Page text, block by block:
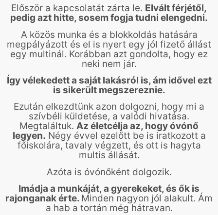
Először a kapcsolatát zárta le. Elvált férjétől,
pedig azt hitte, sosem fogja tudni elengedni.
A közös munka és a blokkoldás hatására
megpályázott és el is nyert egy jól fizető állást
egy multinál. Korábban azt gondolta, hogy ez
neki nem jár.
Így vélekedett a saját lakásról is, ám idővel ezt
is sikerült megszereznie.
Ezután elkezdtünk azon dolgozni, hogy mi a
szívbéli küldetése, a valódi hivatása.
Megtaláltuk. Az életcélja az, hogy óvónő
legyen. Négy évvel ezelőtt be is iratkozott a
főiskolára, tavaly végzett, és ott is hagyta
multis állását.
Azóta is óvónőként dolgozik.
Imádja a munkáját, a gyerekeket, és ők is
rajonganak érte. Minden nagyon jól alakult. Ám
a hab a tortán még hátravan.